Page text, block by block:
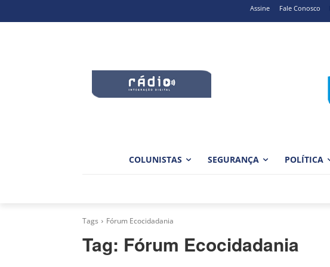
Assine Fale Conosco
COLUNISTAS SEGURANÇA POLÍTICA
Tags Fórum Ecocidadania
Tag: Fórum Ecocidadania